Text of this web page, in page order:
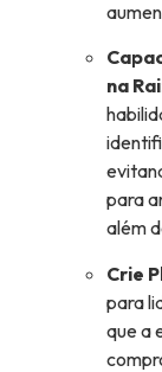
na
para
além
Crie
para
que a